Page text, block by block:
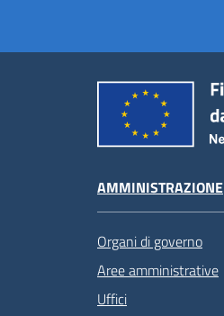
AMMINISTRAZIONE
Organi di governo
Aree amministrative
Uffici